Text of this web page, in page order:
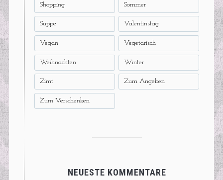
Shopping Sommer
Suppe Valentinstag
Vegan Vegetarisch
Weihnachten Winter
Zimt Zum Angeben
Zum Verschenken
NEUESTE KOMMENTARE